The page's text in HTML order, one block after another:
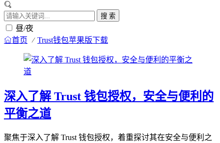
搜 索
昼/夜
首页 Trust钱包苹果版下载
深入了解 Trust 钱包授权，安全与便利的
平衡之道
聚焦于深入了解 Trust 钱包授权，着重探讨其在安全与便利之